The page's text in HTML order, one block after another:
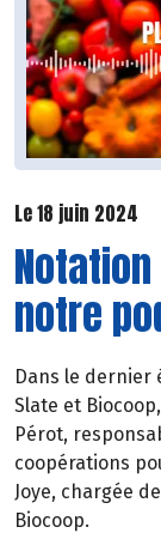
Le 18 juin 2024
notre
Dans le dernier
Slate et
Pérot,
coopérations
Joye, chargée
Biocoop.